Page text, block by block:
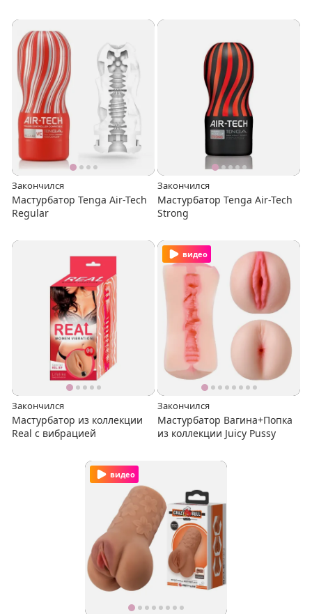
Закончился
Мастурбатор Tenga Air-Tech
Regular
Закончился
Мастурбатор Tenga Air-Tech
Strong
Закончился
Мастурбатор из коллекции
Real с вибрацией
видео
Закончился
Мастурбатор Вагина+Попка
из коллекции Juicy Pussy
видео